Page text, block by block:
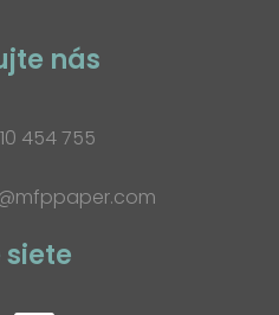
nás
454 755
siete